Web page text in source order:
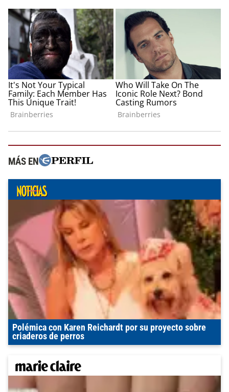
MÁS EN
Polémica con Karen Reichardt por su proyecto sobre
criaderos de perros